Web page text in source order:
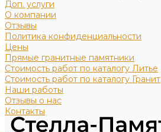
Доп. услуги
О компании
Отзывы
Политика конфиденциальности
Цены
Прямые гранитные памятники
Стоимость работ по каталогу Литье
Стоимость работ по каталогу Гранит
Наши работы
Отзывы о нас
Контакты